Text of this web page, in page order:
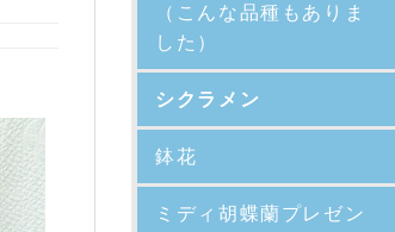
（こんな品種もありま
した）
シクラメン
鉢花
ミディ胡蝶蘭プレゼン